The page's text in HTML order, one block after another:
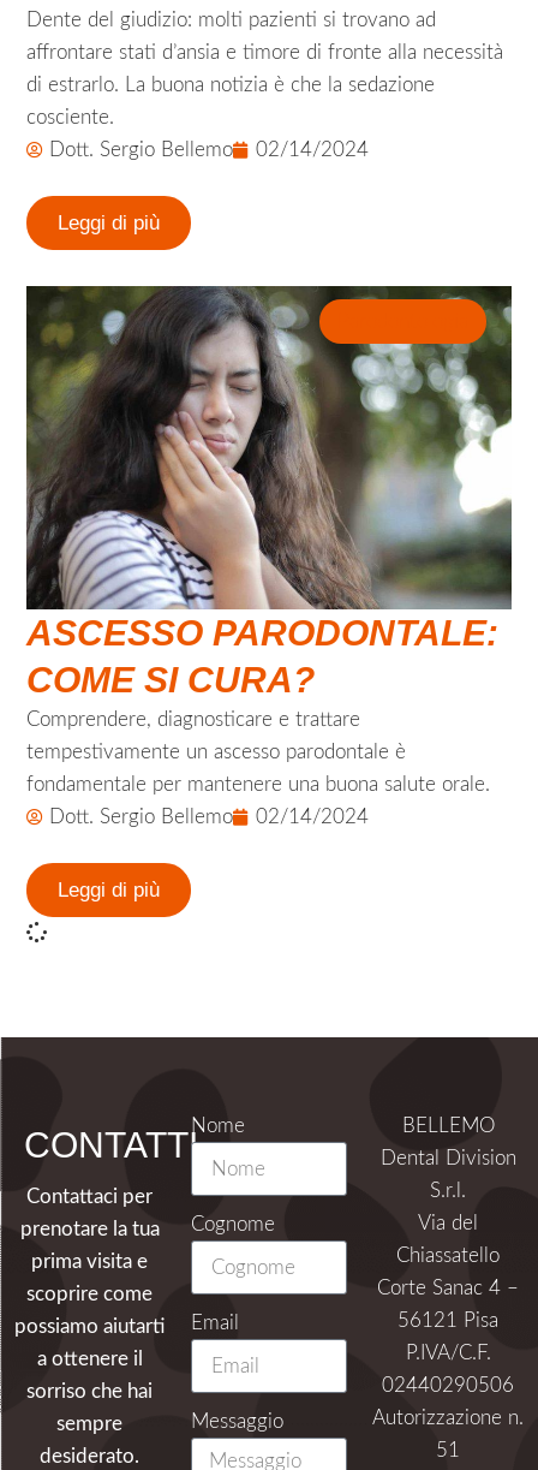
Dente del giudizio: molti pazienti si trovano ad
affrontare stati d’ansia e timore di fronte alla necessità
di estrarlo. La buona notizia è che la sedazione
cosciente.
Dott. Sergio Bellemo
02/14/2024
Leggi di più
ASCESSO PARODONTALE:
COME SI CURA?
Comprendere, diagnosticare e trattare
tempestivamente un ascesso parodontale è
fondamentale per mantenere una buona salute orale.
Dott. Sergio Bellemo
02/14/2024
Leggi di più
CONTATTI
Contattaci per
prenotare la tua
prima visita e
scoprire come
possiamo aiutarti
a ottenere il
sorriso che hai
sempre
desiderato.
Nome
Cognome
Email
Messaggio
BELLEMO
Dental Division
S.r.l.
Via del
Chiassatello
Corte Sanac 4 –
56121 Pisa
P.IVA/C.F.
02440290506
Autorizzazione n.
51